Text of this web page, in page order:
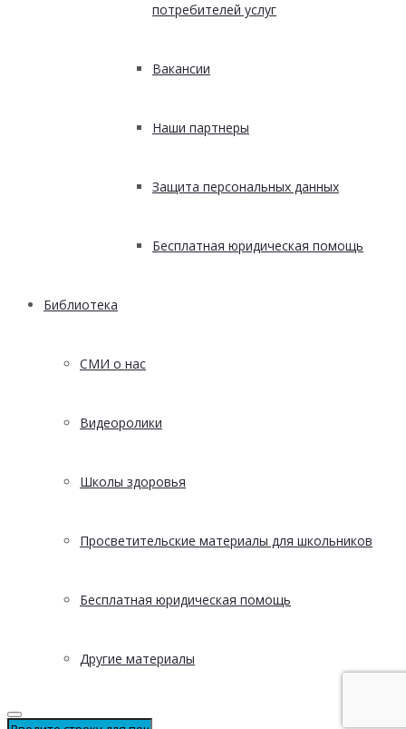
потребителей услуг
Вакансии
Наши партнеры
Защита персональных данных
Бесплатная юридическая помощь
Библиотека
СМИ о нас
Видеоролики
Школы здоровья
Просветительские материалы для школьников
Бесплатная юридическая помощь
Другие материалы